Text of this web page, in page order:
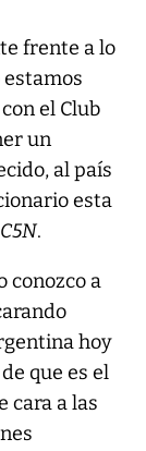
frente a lo
estamos
el Club
un
al país
esta
C5N.
conozco a
hoy
que es el
cara a las